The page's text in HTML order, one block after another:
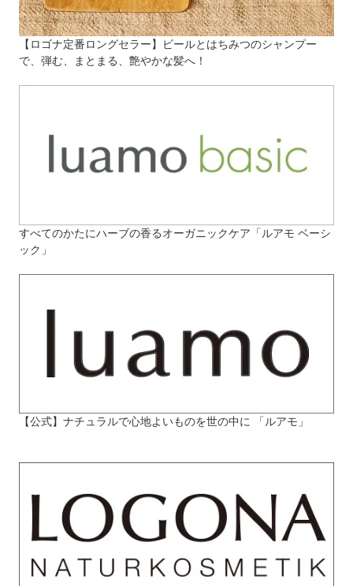
【ロゴナ定番ロングセラー】ビールとはちみつのシャンプー
で、弾む、まとまる、艶やかな髪へ！
すべてのかたにハーブの香るオーガニックケア「ルアモ ベーシ
ック」
【公式】ナチュラルで心地よいものを世の中に 「ルアモ」